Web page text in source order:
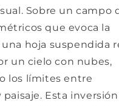
Sobre un campo
que evoca la
hoja suspendida
un cielo con nubes,
los límites entre
paisaje. Esta